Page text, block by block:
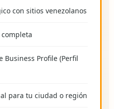
con sitios venezolanos
Business Profile (Perfil
para tu ciudad o región